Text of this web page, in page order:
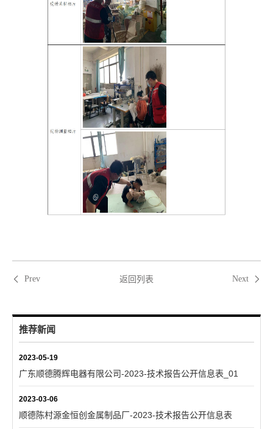
Prev 返回列表 Next
推荐新闻
2023-05-19
广东顺德腾辉电器有限公司-2023-技术报告公开信息表_01
2023-03-06
顺德陈村源金恒创金属制品厂-2023-技术报告公开信息表